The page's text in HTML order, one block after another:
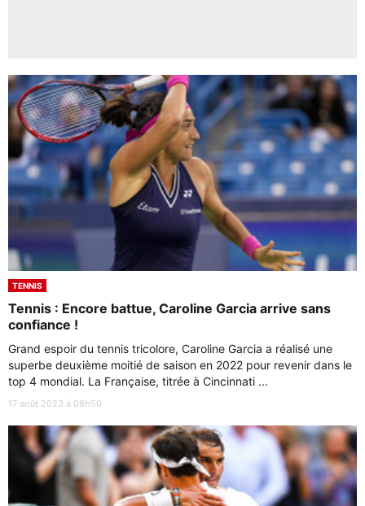
TENNIS
Tennis : Encore battue, Caroline Garcia arrive sans
confiance !
Grand espoir du tennis tricolore, Caroline Garcia a réalisé une
superbe deuxième moitié de saison en 2022 pour revenir dans le
top 4 mondial. La Française, titrée à Cincinnati ...
17 août 2023 à 08h50